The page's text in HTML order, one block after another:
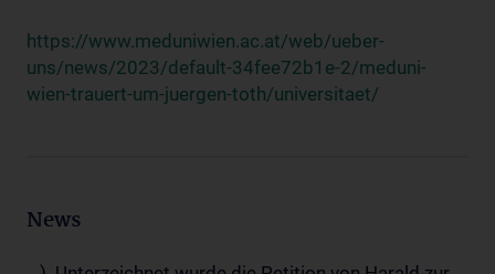
https://www.meduniwien.ac.at/web/ueber-
uns/news/2023/default-34fee72b1e-2/meduni-
wien-trauert-um-juergen-toth/universitaet/
News